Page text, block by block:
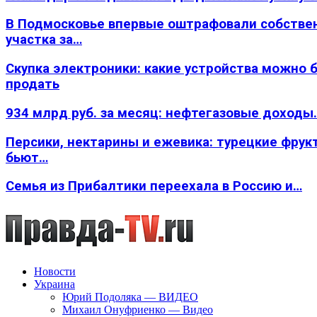
В Подмосковье впервые оштрафовали
участка за…
Скупка электроники: какие устройства можно
продать
934 млрд руб. за месяц: нефтегазовые
Персики, нектарины и ежевика: турецкие
бьют…
Семья из Прибалтики переехала в Россию и…
Новости
Украина
Юрий Подоляка — ВИДЕО
Михаил Онуфриенко — Видео